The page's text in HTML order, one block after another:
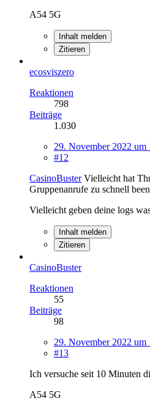
A54 5G
Inhalt melden
Zitieren
ecosviszero
Reaktionen
798
Beiträge
1.030
29. November 2022 um
#12
CasinoBusterVielleicht hat
Gruppenanrufe zu schnell
Vielleicht geben deine logs
Inhalt melden
Zitieren
CasinoBuster
Reaktionen
55
Beiträge
98
29. November 2022 um
#13
Ich versuche seit 10 Minuten
A54 5G